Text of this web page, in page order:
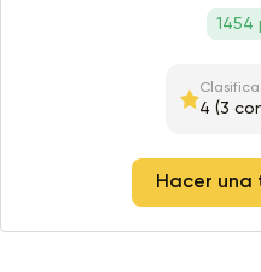
1454
4 (3
Hacer